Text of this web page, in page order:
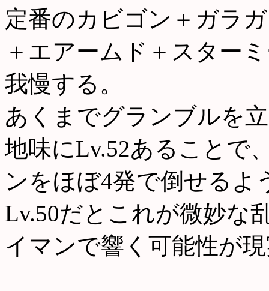
定番のカビゴン＋ガラ
＋エアームド＋スター
我慢する。
あくまでグランブルを
地味にLv.52あることで
ンをほぼ4発で倒せるよ
Lv.50だとこれが微妙な
イマンで響く可能性が